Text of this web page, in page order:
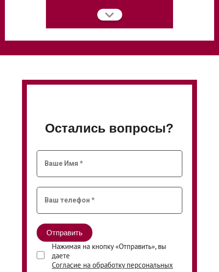
Остались вопросы?
Нажимая на кнопку «Отправить», вы
даете
Согласие на обработку персональных